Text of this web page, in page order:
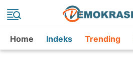
Home Indeks Trending